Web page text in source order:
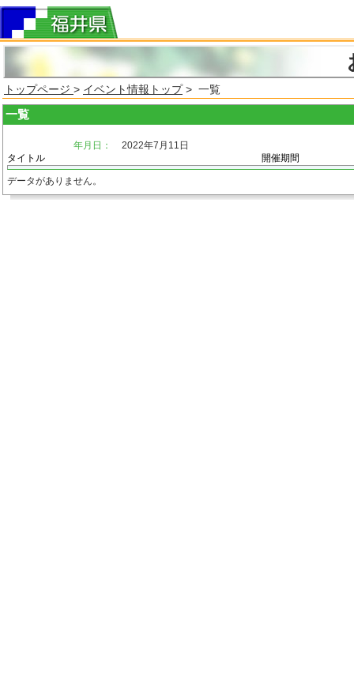
トップページ > イベント情報トップ> 一覧
一覧
年月日：
2022年7月11日
タイトル
開催期間
データがありません。